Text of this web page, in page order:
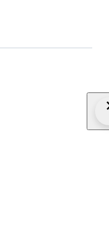
x 6,5 cm. La ceinture